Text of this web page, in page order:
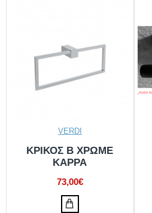
VERDI
ΚΡΙΚΟΣ Β ΧΡΩΜΕ
ΚΑΡΡΑ
73,00€